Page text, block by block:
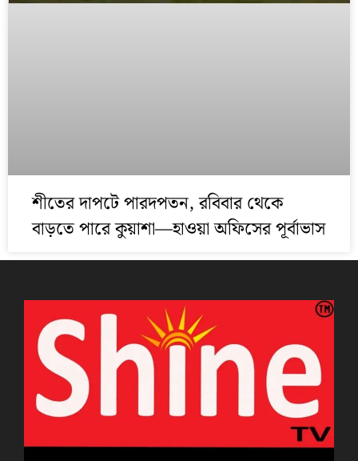
শীতের দাপটে পারদপতন, রবিবার থেকে
বাড়তে পারে কুয়াশা—হাওয়া অফিসের পূর্বাভাস